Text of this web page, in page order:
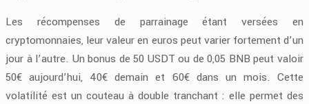
Les récompenses de parrainage étant versées en
cryptomonnaies, leur valeur en euros peut varier fortement d’un
jour à l’autre. Un bonus de 50 USDT ou de 0,05 BNB peut valoir
50€ aujourd’hui, 40€ demain et 60€ dans un mois. Cette
volatilité est un couteau à double tranchant : elle permet des